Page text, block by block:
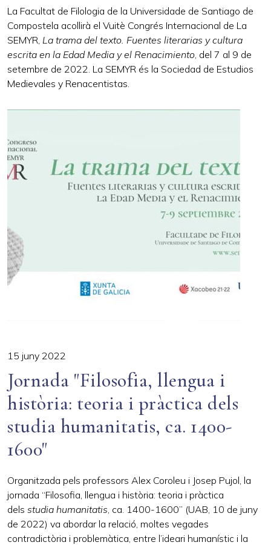
La Facultat de Filologia de la Universidade de Santiago de
Compostela acollirà el Vuitè Congrés Internacional de La
SEMYR, La trama del texto. Fuentes literarias y cultura
escrita en la Edad Media y el Renacimiento , del 7 al 9 de
setembre de 2022. La SEMYR és la Sociedad de Estudios
Medievales y Renacentistas.
15 juny 2022
Jornada "Filosofia, llengua i
història: teoria i pràctica dels
studia humanitatis, ca. 1400-
1600"
Organitzada pels professors Alex Coroleu i Josep Pujol, la
jornada “Filosofia, llengua i història: teoria i pràctica
dels studia humanitatis , ca. 1400-1600” (UAB, 10 de juny
de 2022) va abordar la relació, moltes vegades
contradictòria i problemàtica, entre l’ideari humanístic i la